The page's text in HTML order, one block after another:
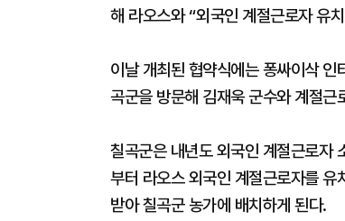
해 라오스와 “외국인 계절근로자 유
이날 개최된 협약식에는 퐁싸이삭
곡군을 방문해 김재욱 군수와 계절
칠곡군은 내년도 외국인 계절근로자
부터 라오스 외국인 계절근로자를
받아 칠곡군 농가에 배치하게 된다.